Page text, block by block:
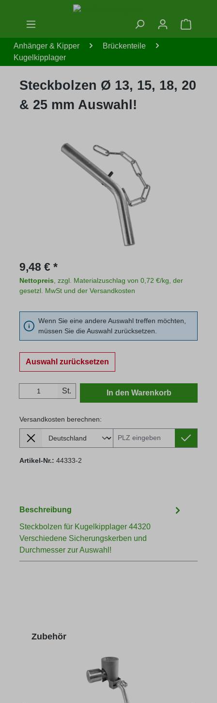
Zum Hauptinhalt springen
Anhänger & Kipper
Brückenteile
Kugelkipplager
Steckbolzen Ø 13, 15, 18, 20
& 25 mm Auswahl!
Bildergalerie überspringen
Regulärer Preis:
9,48 € *
Nettopreis , zzgl. Materialzuschlag von 0,72 €/kg, der
gesetzl. MwSt und der Versandkosten
Wenn Sie eine andere Auswahl treffen möchten,
müssen Sie die Auswahl zurücksetzen.
Auswahl zurücksetzen
Produkt Anzahl: Gib den gewünschten
St. In den Warenkorb
Versandkosten berechnen:
Lieferland
Versandkosten berechnen:
Artikel-Nr.: 44333-2
Beschreibung
Steckbolzen für Kugelkipplager 44320
Verschiedene Sicherungskerben und
Durchmesser zur Auswahl!
Produktgalerie überspringen
Zubehör